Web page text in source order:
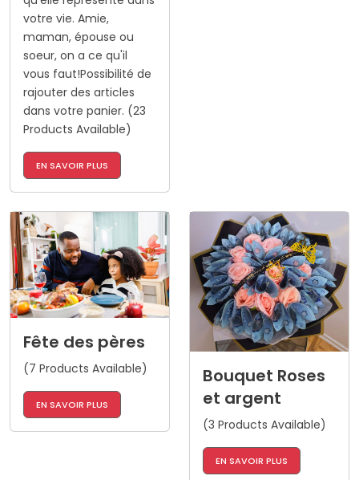
votre vie. Amie,
maman, épouse ou
soeur, on a ce qu'il
vous faut!Possibilité de
rajouter des articles
dans votre panier. (23
Products Available)
EN SAVOIR PLUS
Fête des pères
(7 Products Available)
EN SAVOIR PLUS
Bouquet Roses
et argent
(3 Products Available)
EN SAVOIR PLUS